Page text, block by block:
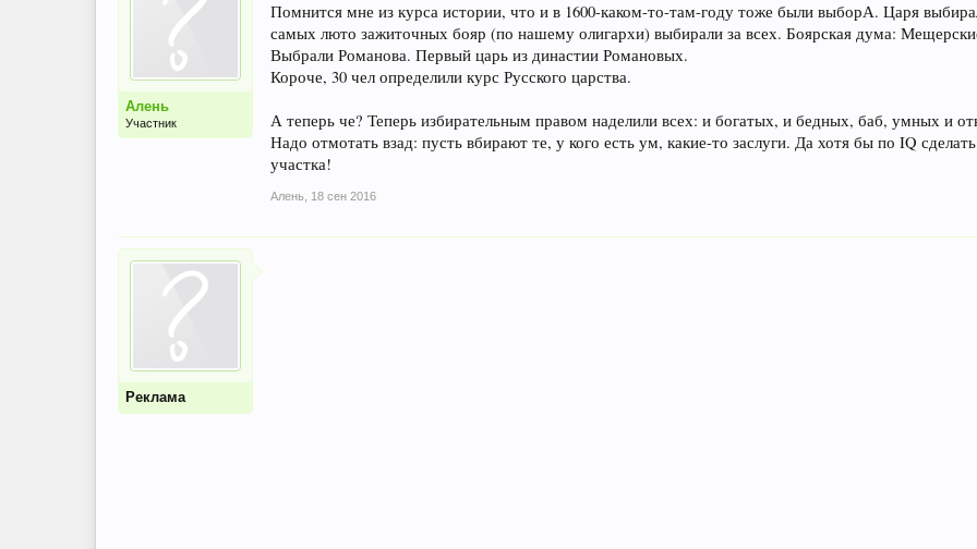
Алень
Участник
Помнится мне из курса истории, что и в 1600-каком-то-там-году тоже были выборА. Царя
самых люто зажиточных бояр (по нашему олигархи) выбирали за всех. Боярская дума:
Выбрали Романова. Первый царь из династии Романовых.
Короче, 30 чел определили курс Русского царства.
А теперь че? Теперь избирательным правом наделили всех: и богатых, и бедных, баб, умных и
Надо отмотать взад: пусть вбирают те, у кого есть ум, какие-то заслуги. Да хотя бы по IQ
участка!
Алень 18 сен 2016
Реклама